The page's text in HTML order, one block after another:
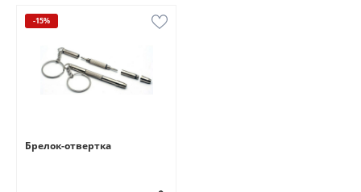
-15%
Брелок-отвертка